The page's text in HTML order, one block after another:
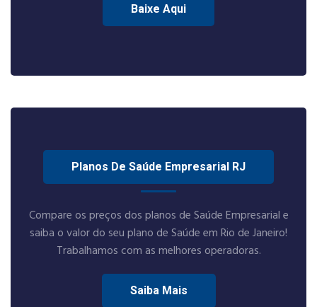
Baixe Aqui
Planos De Saúde Empresarial RJ
Compare os preços dos planos de Saúde Empresarial e
saiba o valor do seu plano de Saúde em Rio de Janeiro!
Trabalhamos com as melhores operadoras.
Saiba Mais